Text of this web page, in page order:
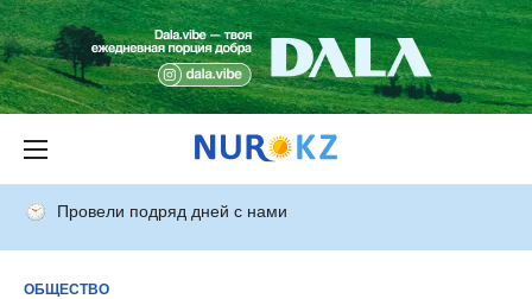
Провели подряд дней с нами
ОБЩЕСТВО